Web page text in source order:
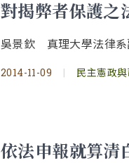
對揭弊者保護之
吳景欽 真理大學法律系
2014-11-09 | 民主憲政
依法申報就算清